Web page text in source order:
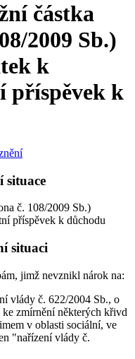
částka
2009 Sb.)
k
příspěvek k
situace
č. 108/2009 Sb.)
příspěvek k důchodu
situaci
jimž nevznikl nárok na:
vlády č. 622/2004 Sb., o
zmírnění některých křivd
v oblasti sociální, ve
"nařízení vlády č.